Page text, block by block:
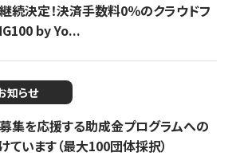
続決定！決済手数料0％のクラウドフ
by Yo...
知らせ
集を応援する助成金プログラムへの
います（最大100団体採択）